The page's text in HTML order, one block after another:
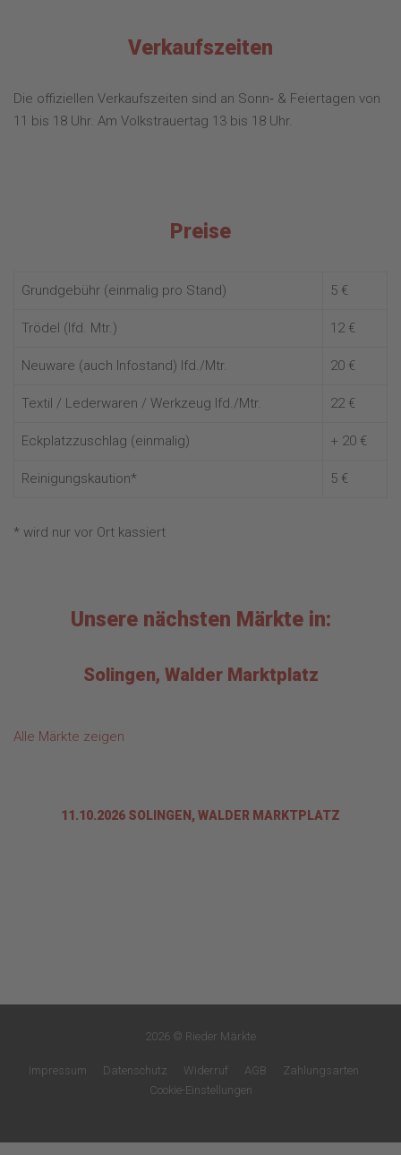
Verkaufszeiten
Die offiziellen Verkaufszeiten sind an Sonn‐ & Feiertagen von
11 bis 18 Uhr. Am Volkstrauertag 13 bis 18 Uhr.
Preise
Grundgebühr (einmalig pro Stand) 5 €
Trödel (lfd. Mtr.) 12 €
Neuware (auch Infostand) lfd./Mtr. 20 €
Textil / Lederwaren / Werkzeug lfd./Mtr. 22 €
Eckplatzzuschlag (einmalig) + 20 €
Reinigungskaution* 5 €
* wird nur vor Ort kassiert
Unsere nächsten Märkte in:
Solingen, Walder Marktplatz
Alle Märkte zeigen
11.10.2026 SOLINGEN, WALDER MARKTPLATZ
2026 © Rieder Märkte
Impressum Datenschutz Widerruf AGB
Zahlungsarten
Cookie-Einstellungen